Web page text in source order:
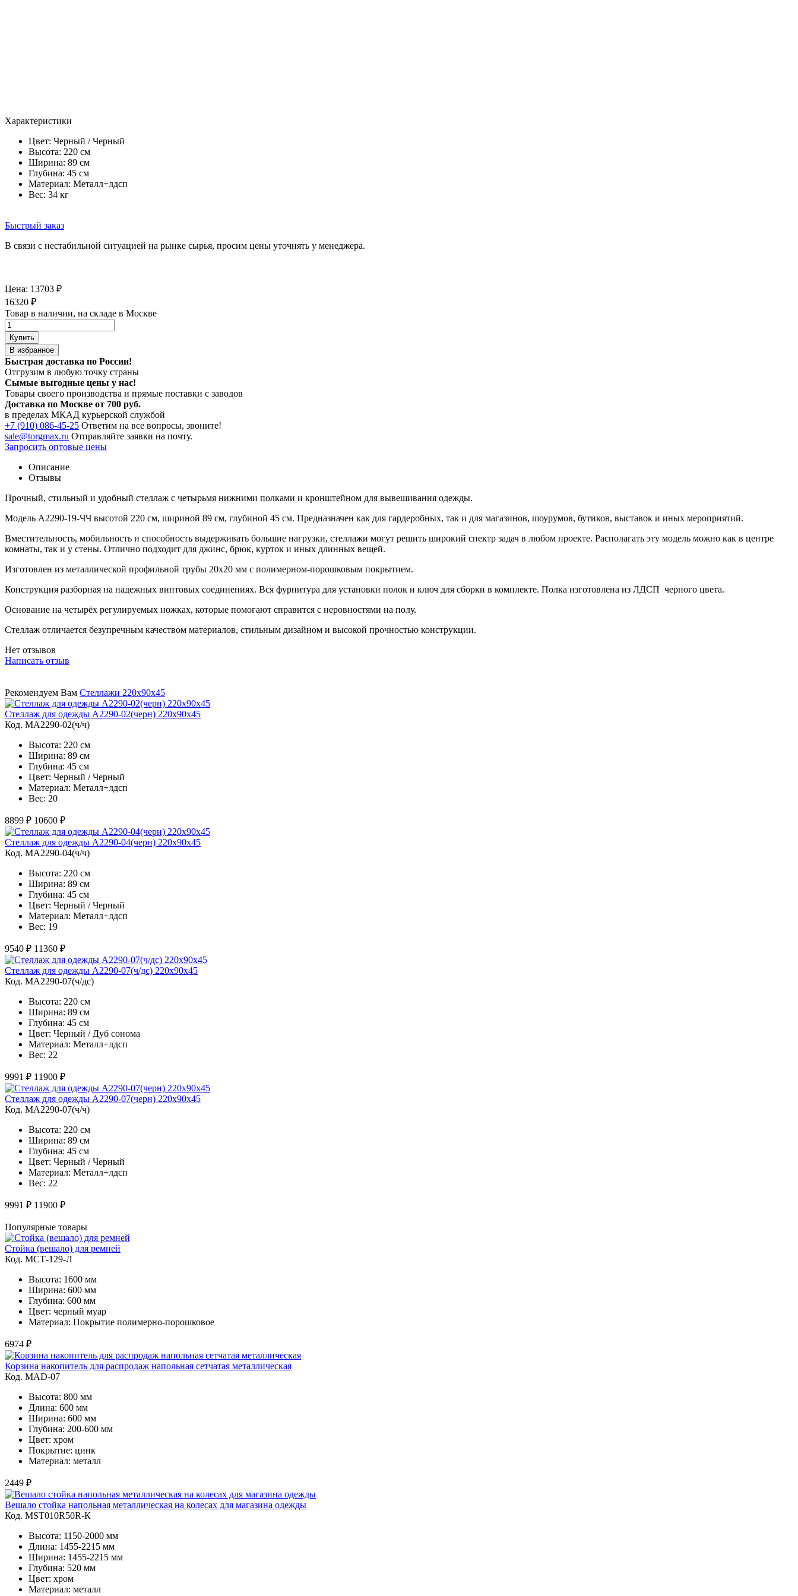
Характеристики
Цвет: Черный / Черный
Высота: 220 см
Ширина: 89 см
Глубина: 45 см
Материал: Металл+лдсп
Вес: 34 кг
Быстрый заказ
В связи с нестабильной ситуацией на рынке сырья, просим цены уточнять у менеджера.
Цена: 13703 ₽
16320 ₽
Товар в наличии, на складе в Москве
Купить
В избранное
Быстрая доставка по России!
Отгрузим в любую точку страны
Сымые выгодные цены у нас!
Товары своего производства и прямые поставки с заводов
Доставка по Москве от 700 руб.
в пределах МКАД курьерской службой
+7 (910) 086-45-25 Ответим на все вопросы, звоните!
sale@torgmax.ru Отправляйте заявки на почту.
Запросить оптовые цены
Описание
Отзывы
Прочный, стильный и удобный стеллаж с четырьмя нижними полками и кронштейном для вывешивания одежды.
Модель A2290-19-ЧЧ высотой 220 см, шириной 89 см, глубиной 45 см. Предназначен как для гардеробных, так и для магазинов, шоурумов, бутиков, выставок и иных мероприятий.
Вместительность, мобильность и способность выдерживать большие нагрузки, стеллажи могут решить широкий спектр задач в любом проекте. Располагать эту модель можно как в центре
комнаты, так и у стены. Отлично подходит для джинс, брюк, курток и иных длинных вещей.
Изготовлен из металлической профильной трубы 20х20 мм с полимерном-порошковым покрытием.
Конструкция разборная на надежных винтовых соединениях. Вся фурнитура для установки полок и ключ для сборки в комплекте. Полка изготовлена из ЛДСП черного цвета.
Основание на четырёх регулируемых ножках, которые помогают справится с неровностями на полу.
Стеллаж отличается безупречным качеством материалов, стильным дизайном и высокой прочностью конструкции.
Нет отзывов
Написать отзыв
Рекомендуем Вам Стеллажи 220х90х45
Стеллаж для одежды A2290-02(черн) 220х90х45
Код. MA2290-02(ч/ч)
Высота: 220 см
Ширина: 89 см
Глубина: 45 см
Цвет: Черный / Черный
Материал: Металл+лдсп
Вес: 20
8899 ₽ 10600 ₽
Стеллаж для одежды A2290-04(черн) 220х90х45
Код. MA2290-04(ч/ч)
Высота: 220 см
Ширина: 89 см
Глубина: 45 см
Цвет: Черный / Черный
Материал: Металл+лдсп
Вес: 19
9540 ₽ 11360 ₽
Стеллаж для одежды A2290-07(ч/дс) 220х90х45
Код. MA2290-07(ч/дс)
Высота: 220 см
Ширина: 89 см
Глубина: 45 см
Цвет: Черный / Дуб сонома
Материал: Металл+лдсп
Вес: 22
9991 ₽ 11900 ₽
Стеллаж для одежды A2290-07(черн) 220х90х45
Код. MA2290-07(ч/ч)
Высота: 220 см
Ширина: 89 см
Глубина: 45 см
Цвет: Черный / Черный
Материал: Металл+лдсп
Вес: 22
9991 ₽ 11900 ₽
Популярные товары
Стойка (вешало) для ремней
Код. MСТ-129-Л
Высота: 1600 мм
Ширина: 600 мм
Глубина: 600 мм
Цвет: черный муар
Материал: Покрытие полимерно-порошковое
6974 ₽
Корзина накопитель для распродаж напольная сетчатая металлическая
Код. MAD-07
Высота: 800 мм
Длина: 600 мм
Ширина: 600 мм
Глубина: 200-600 мм
Цвет: хром
Покрытие: цинк
Материал: металл
2449 ₽
Вешало стойка напольная металлическая на колесах для магазина одежды
Код. MST010R50R-К
Высота: 1150-2000 мм
Длина: 1455-2215 мм
Ширина: 1455-2215 мм
Глубина: 520 мм
Цвет: хром
Материал: металл